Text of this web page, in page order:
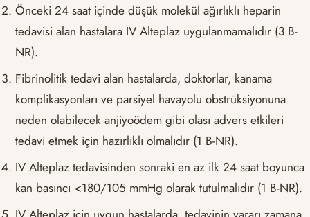
Önceki 24 saat içinde düşük molekül ağırlıklı heparin
tedavisi alan hastalara IV Alteplaz uygulanmamalıdır (3 B-
NR).
Fibrinolitik tedavi alan hastalarda, doktorlar, kanama
komplikasyonları ve parsiyel havayolu obstrüksiyonuna
neden olabilecek anjiyoödem gibi olası advers etkileri
tedavi etmek için hazırlıklı olmalıdır (1 B-NR).
IV Alteplaz tedavisinden sonraki en az ilk 24 saat boyunca
kan basıncı <180/105 mmHg olarak tutulmalıdır (1 B-NR).